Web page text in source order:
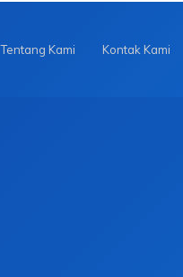
Tentang Kami Kontak Kami